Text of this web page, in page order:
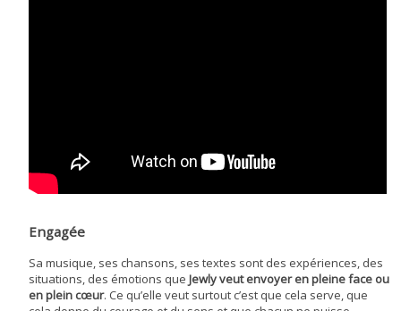
Engagée
Sa musique, ses chansons, ses textes sont des expériences, des
situations, des émotions queJewly veut envoyer en pleine face ou
en plein cœur. Ce qu’elle veut surtout c’est que cela serve, que